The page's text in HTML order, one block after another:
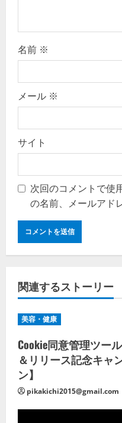
名前 ※
メール ※
サイト
次回のコメントで使
の名前、メールアド
関連するストーリー
美容・健康
Cookie同意管理ツー
＆リリース記念キャ
ン】
pikakichi2015@gmail.com